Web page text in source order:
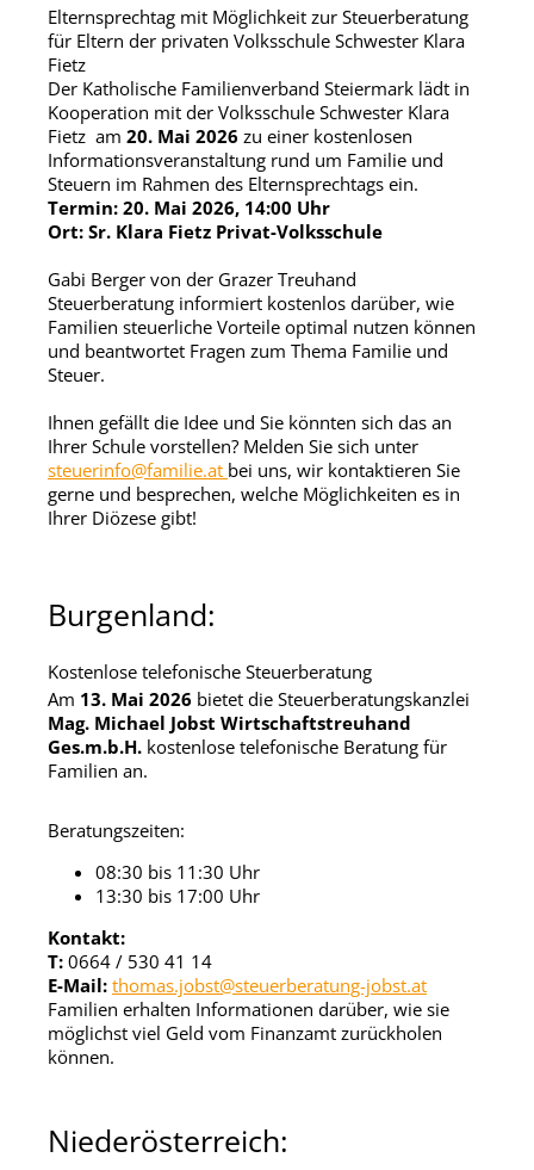
Elternsprechtag mit Möglichkeit zur Steuerberatung
für Eltern der privaten Volksschule Schwester Klara
Fietz
Der Katholische Familienverband Steiermark lädt in
Kooperation mit der Volksschule Schwester Klara
Fietz am 20. Mai 2026 zu einer kostenlosen
Informationsveranstaltung rund um Familie und
Steuern im Rahmen des Elternsprechtags ein.
Termin: 20. Mai 2026, 14:00 Uhr
Ort: Sr. Klara Fietz Privat-Volksschule
Gabi Berger von der Grazer Treuhand
Steuerberatung informiert kostenlos darüber, wie
Familien steuerliche Vorteile optimal nutzen können
und beantwortet Fragen zum Thema Familie und
Steuer.
Ihnen gefällt die Idee und Sie könnten sich das an
Ihrer Schule vorstellen? Melden Sie sich unter
steuerinfo@familie.at bei uns, wir kontaktieren Sie
gerne und besprechen, welche Möglichkeiten es in
Ihrer Diözese gibt!
Burgenland:
Kostenlose telefonische Steuerberatung
Am 13. Mai 2026 bietet die Steuerberatungskanzlei
Mag. Michael Jobst Wirtschaftstreuhand
Ges.m.b.H. kostenlose telefonische Beratung für
Familien an.
Beratungszeiten:
08:30 bis 11:30 Uhr
13:30 bis 17:00 Uhr
Kontakt:
T: 0664 / 530 41 14
E-Mail: thomas.jobst@steuerberatung-jobst.at
Familien erhalten Informationen darüber, wie sie
möglichst viel Geld vom Finanzamt zurückholen
können.
Niederösterreich: